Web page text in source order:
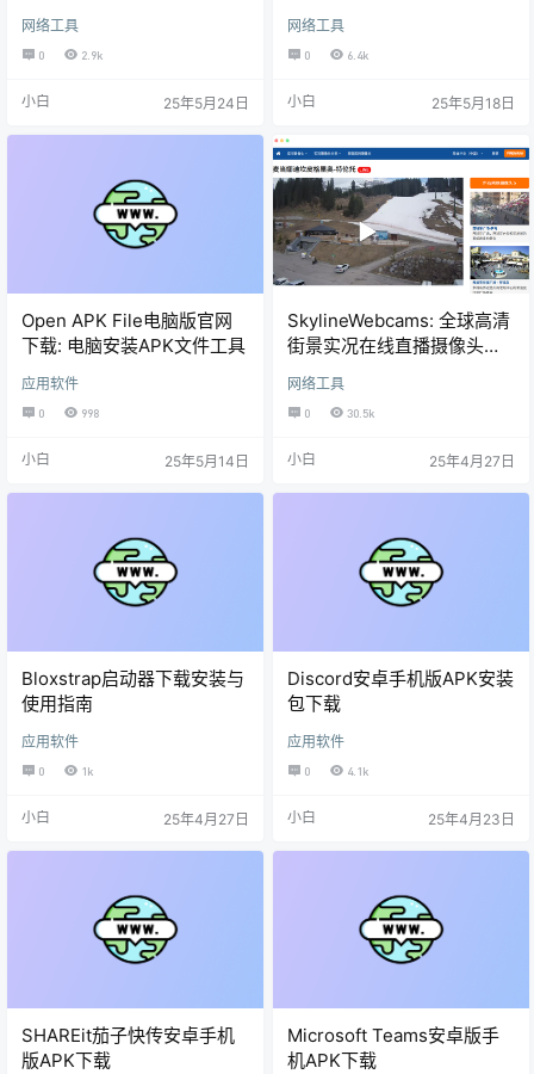
网络工具
0 2.9k
小白 25年5月24日
网络工具
0 6.4k
小白 25年5月18日
Open APK File电脑版官网
下载: 电脑安装APK文件工具
应用软件
0 998
小白 25年5月14日
SkylineWebcams: 全球高清
街景实况在线直播摄像头网
网络工具
0 30.5k
小白 25年4月27日
Bloxstrap启动器下载安装与
使用指南
应用软件
0 1k
小白 25年4月27日
Discord安卓手机版APK安装
包下载
应用软件
0 4.1k
小白 25年4月23日
SHAREit茄子快传安卓手机
版APK下载
Microsoft Teams安卓版手
机APK下载